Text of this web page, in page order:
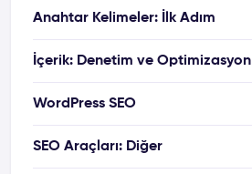
Anahtar Kelimeler: İlk Adım
İçerik: Denetim ve Optimizasyon
WordPress SEO
SEO Araçları: Diğer